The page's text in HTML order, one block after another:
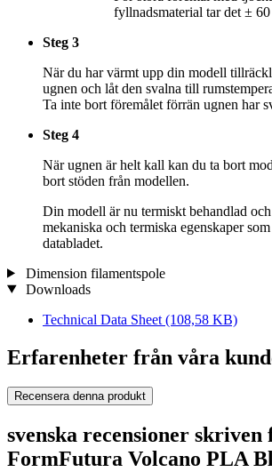
fyllnadsmaterial tar det ±
Steg 3
När du har värmt upp din modell
ugnen och låt den svalna till
Ta inte bort föremålet förrän ugnen har
Steg 4
När ugnen är helt kall kan du ta bort
bort stöden från modellen.
Din modell är nu termiskt behandlad
mekaniska och termiska egenskaper
databladet.
Dimension filamentspole
Downloads
Technical Data Sheet (108,58 KB)
Erfarenheter från våra
Recensera denna produkt
svenska recensioner skriven
FormFutura Volcano PLA